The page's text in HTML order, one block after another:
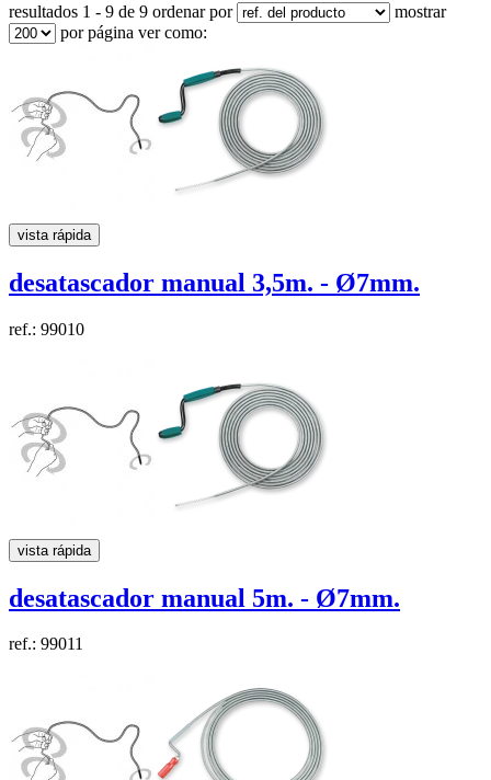
resultados 1 - 9 de 9 ordenar por
mostrar
por página ver como:
vista rápida
desatascador manual 3,5m. - Ø7mm.
ref.: 99010
vista rápida
desatascador manual 5m. - Ø7mm.
ref.: 99011